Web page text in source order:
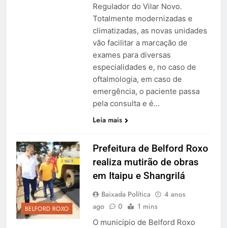
Regulador do Vilar Novo.
Totalmente modernizadas e
climatizadas, as novas unidades
vão facilitar a marcação de
exames para diversas
especialidades e, no caso de
oftalmologia, em caso de
emergência, o paciente passa
pela consulta e é…
Leia mais
BELFORD ROXO
Prefeitura de Belford Roxo
realiza mutirão de obras
em Itaipu e Shangrilá
Baixada Política
4 anos
ago
0 1 mins
O município de Belford Roxo